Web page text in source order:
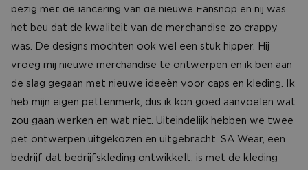
bezig met de lancering van de nieuwe Fanshop en hij was
het beu dat de kwaliteit van de merchandise zo crappy
was. De designs mochten ook wel een stuk hipper. Hij
vroeg mij nieuwe merchandise te ontwerpen en ik ben aan
de slag gegaan met nieuwe ideeën voor caps en kleding. Ik
heb mijn eigen pettenmerk, dus ik kon goed aanvoelen wat
zou gaan werken en wat niet. Uiteindelijk hebben we twee
pet ontwerpen uitgekozen en uitgebracht. SA Wear, een
bedrijf dat bedrijfskleding ontwikkelt, is met de kleding